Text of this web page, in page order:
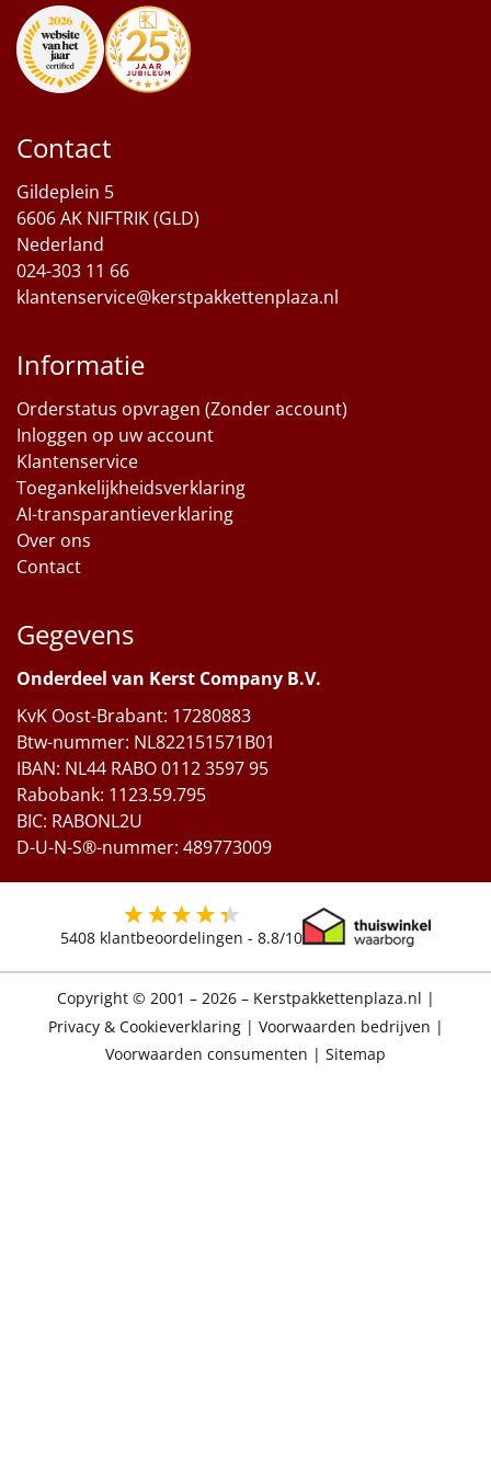
Sinterklaaspakketten
Particulier
Kerstgeschenken 2026
Relatiegeschenken
Cadeaubon
Per stuk
Alle overige
Contact
Gildeplein 5
6606 AK NIFTRIK (GLD)
Nederland
024-303 11 66
klantenservice@kerstpakkettenplaza.nl
Informatie
Orderstatus opvragen (Zonder account)
Inloggen op uw account
Klantenservice
Toegankelijkheidsverklaring
AI-transparantieverklaring
Over ons
Contact
Gegevens
Onderdeel van Kerst Company B.V.
KvK Oost-Brabant: 17280883
Btw-nummer: NL822151571B01
IBAN: NL44 RABO 0112 3597 95
Rabobank: 1123.59.795
BIC: RABONL2U
D-U-N-S®-nummer: 489773009
5408 klantbeoordelingen - 8.8/10
Copyright © 2001 – 2026 – Kerstpakkettenplaza.nl |
Privacy & Cookieverklaring| Voorwaarden bedrijven |
Voorwaarden consumenten | Sitemap